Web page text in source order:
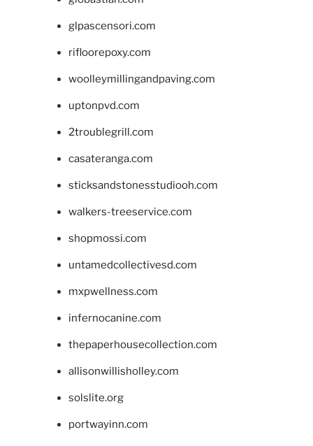
glpascensori.com
rifloorepoxy.com
woolleymillingandpaving.com
uptonpvd.com
2troublegrill.com
casateranga.com
sticksandstonesstudiooh.com
walkers-treeservice.com
shopmossi.com
untamedcollectivesd.com
mxpwellness.com
infernocanine.com
thepaperhousecollection.com
allisonwillisholley.com
solslite.org
portwayinn.com